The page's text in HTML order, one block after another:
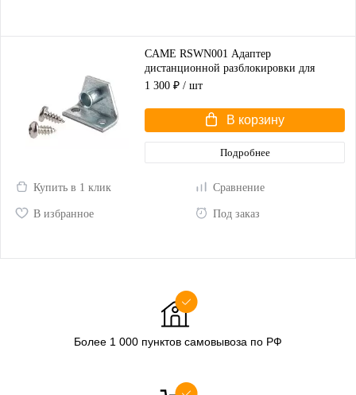
CAME RSWN001 Адаптер
дистанционной разблокировки для
распашных ворот
1 300 ₽ / шт
В корзину
Подробнее
Купить в 1 клик Сравнение
В избранное Под заказ
Более 1 000 пунктов самовывоза по РФ